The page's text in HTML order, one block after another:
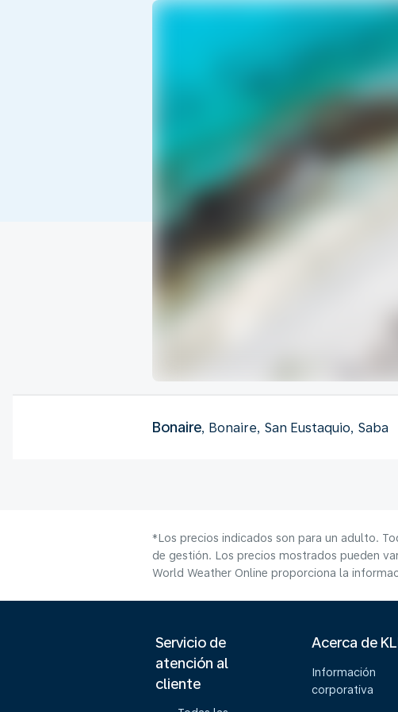
Bonaire, Bonaire, San Eustaquio, Saba
*Los precios indicados son para un adulto.
de gestión. Los precios mostrados pueden
World Weather Online proporciona la
Servicio de
atención al
cliente
Acerca de
Información
corporativa